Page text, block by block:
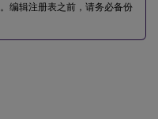
编辑注册表之前，请务必备份